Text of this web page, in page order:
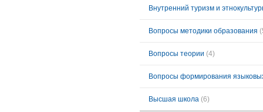
Внутренний туризм и
Вопросы методики образования
Вопросы теории (4)
Вопросы формирования
Высшая школа (6)